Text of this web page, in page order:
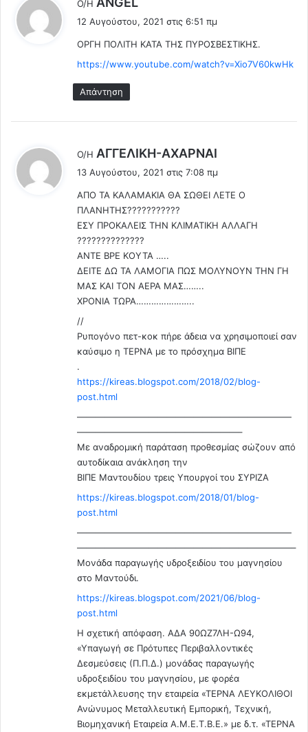
Ο/Η
:
12 Αυγούστου, 2021 στις 6:51 πμ
ΟΡΓΗ ΠΟΛΙΤΗ ΚΑΤΑ ΤΗΣ ΠΥΡΟΣΒΕΣΤΙΚΗΣ.
https://www.youtube.com/watch?v=Xio7V60kwHk
Απάντηση
Ο/Η AΓΓΕΛΙΚΗ-ΑΧΑΡΝΑΙ
ι
13 Αυγούστου, 2021 στις 7:08 πμ
ΑΠΟ ΤΑ ΚΑΛΑΜΑΚΙΑ ΘΑ ΣΩΘΕΙ ΛΕΤΕ Ο
ΠΛΑΝΗΤΗΣ???????????
ΕΣΥ ΠΡΟKΑΛΕΙΣ ΤΗΝ ΚΛΙΜΑΤΙΚΗ ΑΛΛΑΓΗ
??????????????
ΑΝΤΕ ΒΡΕ ΚΟΥΤΑ …..
ΔΕΙΤΕ ΔΩ ΤΑ ΛΑΜΟΓΙΑ ΠΩΣ ΜΟΛΥΝΟΥΝ ΤΗΝ ΓΗ
ΜΑΣ ΚΑΙ ΤΟΝ ΑΕΡΑ ΜΑΣ……..
ΧΡΟΝΙΑ ΤΩΡΑ…………………..
//
Ρυπογόνο πετ-κοκ πήρε άδεια να χρησιμοποιεί σαν
καύσιμο η ΤΕΡΝΑ με το πρόσχημα ΒΙΠΕ
.
https://kireas.blogspot.com/2018/02/blog-
post.html
————————————————————————
——————————————————–
Με αναδρομική παράταση προθεσμίας σώζουν από
αυτοδίκαια ανάκληση την
ΒΙΠΕ Μαντουδίου τρεις Υπουργοί του ΣΥΡΙΖΑ
https://kireas.blogspot.com/2018/01/blog-
post.html
————————————————————————
————————————————————————–
Μονάδα παραγωγής υδροξειδίου του μαγνησίου
στο Μαντούδι.
https://kireas.blogspot.com/2021/06/blog-
post.html
Η σχετική απόφαση. ΑΔΑ 90ΩΖ7ΛΗ-Ω94,
«Υπαγωγή σε Πρότυπες Περιβαλλοντικές
Δεσμεύσεις (Π.Π.Δ.) μονάδας παραγωγής
υδροξειδίου του μαγνησίου, με φορέα
εκμετάλλευσης την εταιρεία «ΤΕΡΝΑ ΛΕΥΚΟΛΙΘΟΙ
Ανώνυμος Μεταλλευτική Εμπορική, Τεχνική,
Βιομηχανική Εταιρεία Α.Μ.Ε.Τ.Β.Ε.» με δ.τ. «ΤΕΡΝΑ